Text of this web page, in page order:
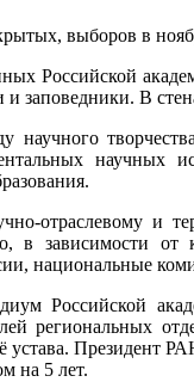
выборов в
Российской
заповедники. В
научного
научных
отраслевому и
в зависимости
национальные
Российской
региональных
устава.
на 5 лет.